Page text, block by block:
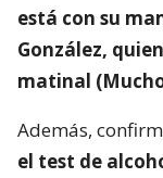
está con su
González,
matinal
Además,
el test de